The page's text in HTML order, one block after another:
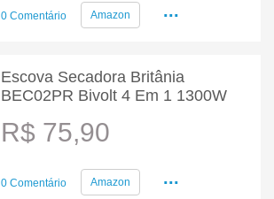
0 Comentário Amazon ...
Escova Secadora Britânia
BEC02PR Bivolt 4 Em 1 1300W
R$ 75,90
0 Comentário Amazon ...